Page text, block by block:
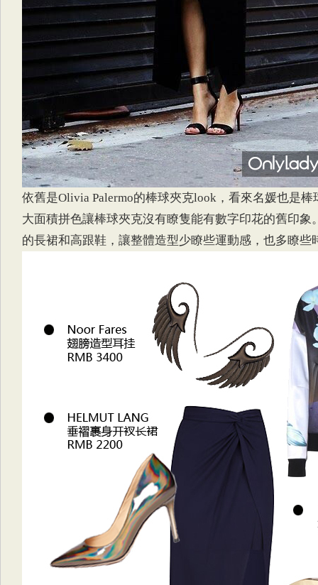
依舊是Olivia Palermo的棒球夾克look，看來名媛也是棒
大面積拼色讓棒球夾克沒有瞭隻能有數字印花的舊印象
的長裙和高跟鞋，讓整體造型少瞭些運動感，也多瞭些